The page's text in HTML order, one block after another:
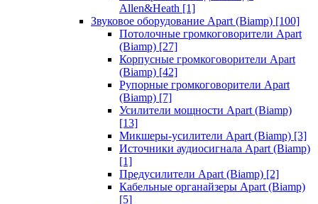
Allen&Heath [1]
Звуковое оборудование Apart (Biamp) [100]
Потолочные громкоговорители Apart
(Biamp) [27]
Корпусные громкоговорители Apart
(Biamp) [42]
Рупорные громкоговорители Apart
(Biamp) [7]
Усилители мощности Apart (Biamp)
[13]
Микшеры-усилители Apart (Biamp) [3]
Источники аудиосигнала Apart (Biamp)
[1]
Предусилители Apart (Biamp) [2]
Кабельные органайзеры Apart (Biamp)
[5]